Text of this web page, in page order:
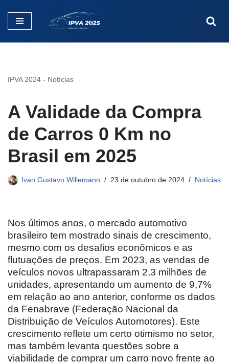
Pular
IPVA 2024 - Notícias
A Validade da Compra
de Carros 0 Km no
Brasil em 2025
Ivan Gustavo Willemann 23 de outubro de 2024 Notícias
Nos últimos anos, o mercado automotivo
brasileiro tem mostrado sinais de crescimento,
mesmo com os desafios econômicos e as
flutuações de preços. Em 2023, as vendas de
veículos novos ultrapassaram 2,3 milhões de
unidades, apresentando um aumento de 9,7%
em relação ao ano anterior, conforme os dados
da Fenabrave (Federação Nacional da
Distribuição de Veículos Automotores). Este
crescimento reflete um certo otimismo no setor,
mas também levanta questões sobre a
viabilidade de comprar um carro novo frente ao